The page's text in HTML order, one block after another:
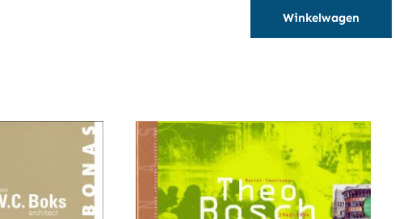
Winkelwagen